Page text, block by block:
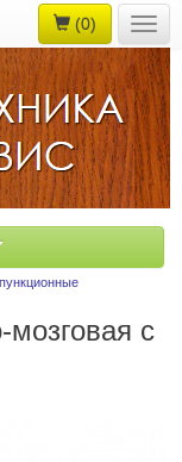
(0)
мозговая с